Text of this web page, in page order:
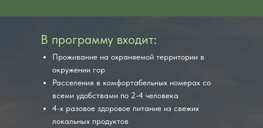
Проживание на охраняемой территории в
окружении гор
Расселения в комфортабельных номерах со
всеми удобствами по 2-4 человека
4-х разовое здоровое питание из свежих
локальных продуктов
В программу входит: